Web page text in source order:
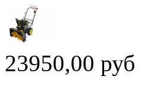
23950,00 руб